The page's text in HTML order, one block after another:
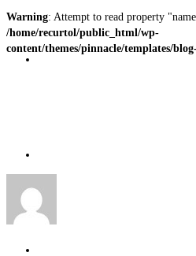
Checkout
Warning: Attempt to read property
/home/recurtol/public_html/wp-
content/themes/pinnacle/templates/